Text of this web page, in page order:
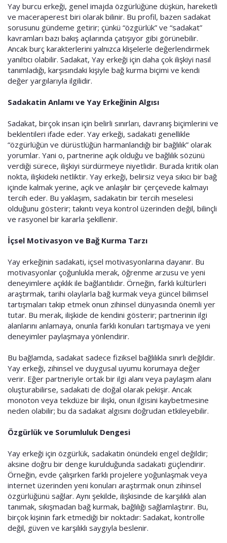
Yay burcu erkeği, genel imajda özgürlüğüne düşkün, hareketli
ve maceraperest biri olarak bilinir. Bu profil, bazen sadakat
sorusunu gündeme getirir; çünkü “özgürlük” ve “sadakat”
kavramları bazı bakış açılarında çatışıyor gibi görünebilir.
Ancak burç karakterlerini yalnızca klişelerle değerlendirmek
yanıltıcı olabilir. Sadakat, Yay erkeği için daha çok ilişkiyi nasıl
tanımladığı, karşısındaki kişiyle bağ kurma biçimi ve kendi
değer yargılarıyla ilgilidir.
Sadakatin Anlamı ve Yay Erkeğinin Algısı
Sadakat, birçok insan için belirli sınırları, davranış biçimlerini ve
beklentileri ifade eder. Yay erkeği, sadakati genellikle
“özgürlüğün ve dürüstlüğün harmanlandığı bir bağlılık” olarak
yorumlar. Yani o, partnerine açık olduğu ve bağlılık sözünü
verdiği sürece, ilişkiyi sürdürmeye niyetlidir. Burada kritik olan
nokta, ilişkideki netliktir. Yay erkeği, belirsiz veya sıkıcı bir bağ
içinde kalmak yerine, açık ve anlaşılır bir çerçevede kalmayı
tercih eder. Bu yaklaşım, sadakatin bir tercih meselesi
olduğunu gösterir; takıntı veya kontrol üzerinden değil, bilinçli
ve rasyonel bir kararla şekillenir.
İçsel Motivasyon ve Bağ Kurma Tarzı
Yay erkeğinin sadakati, içsel motivasyonlarına dayanır. Bu
motivasyonlar çoğunlukla merak, öğrenme arzusu ve yeni
deneyimlere açıklık ile bağlantılıdır. Örneğin, farklı kültürleri
araştırmak, tarihi olaylarla bağ kurmak veya güncel bilimsel
tartışmaları takip etmek onun zihinsel dünyasında önemli yer
tutar. Bu merak, ilişkide de kendini gösterir; partnerinin ilgi
alanlarını anlamaya, onunla farklı konuları tartışmaya ve yeni
deneyimler paylaşmaya yönlendirir.
Bu bağlamda, sadakat sadece fiziksel bağlılıkla sınırlı değildir.
Yay erkeği, zihinsel ve duygusal uyumu korumaya değer
verir. Eğer partneriyle ortak bir ilgi alanı veya paylaşım alanı
oluşturabilirse, sadakati de doğal olarak pekişir. Ancak
monoton veya tekdüze bir ilişki, onun ilgisini kaybetmesine
neden olabilir; bu da sadakat algısını doğrudan etkileyebilir.
Özgürlük ve Sorumluluk Dengesi
Yay erkeği için özgürlük, sadakatin önündeki engel değildir;
aksine doğru bir denge kurulduğunda sadakati güçlendirir.
Örneğin, evde çalışırken farklı projelere yoğunlaşmak veya
internet üzerinden yeni konuları araştırmak onun zihinsel
özgürlüğünü sağlar. Aynı şekilde, ilişkisinde de karşılıklı alan
tanımak, sıkışmadan bağ kurmak, bağlılığı sağlamlaştırır. Bu,
birçok kişinin fark etmediği bir noktadır: Sadakat, kontrolle
değil, güven ve karşılıklı saygıyla beslenir.